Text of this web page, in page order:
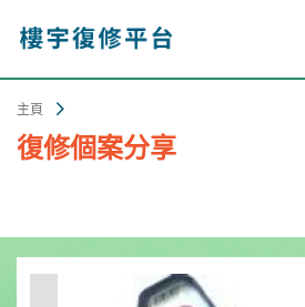
內
主頁
復修個案分享